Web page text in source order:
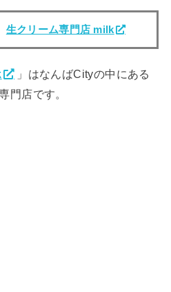
生クリーム専門店 milk
」はなんばCityの中にある
門店です。